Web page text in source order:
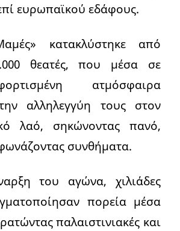
ευρωπαϊκού εδάφους.
κατακλύστηκε από
θεατές, που μέσα σε
ατμόσφαιρα
αλληλεγγύη τους στον
λαό, σηκώνοντας πανό,
συνθήματα.
του αγώνα, χιλιάδες
πορεία μέσα
παλαιστινιακές και